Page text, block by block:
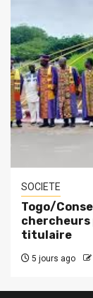
SOCIETE
Togo/
chercheurs
titulaire
5 jours ago